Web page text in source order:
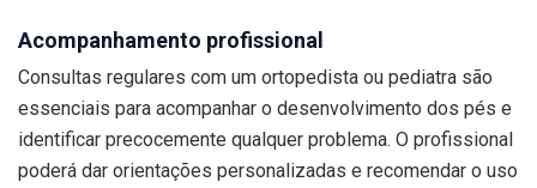
Acompanhamento profissional
Consultas regulares com um ortopedista ou pediatra são
essenciais para acompanhar o desenvolvimento dos pés e
identificar precocemente qualquer problema. O profissional
poderá dar orientações personalizadas e recomendar o uso